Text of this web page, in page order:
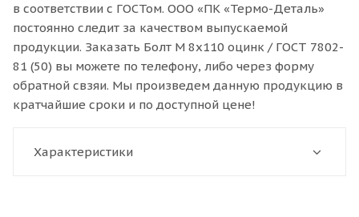
в соответствии с ГОСТом. ООО «ПК «Термо-Деталь»
постоянно следит за качеством выпускаемой
продукции. Заказать Болт M 8x110 оцинк / ГОСТ 7802-
81 (50) вы можете по телефону, либо через форму
обратной свзяи. Мы произведем данную продукцию в
кратчайшие сроки и по доступной цене!
Характеристики